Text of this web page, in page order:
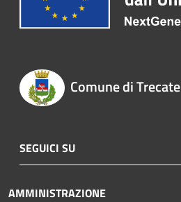
Comune di Trecate
SEGUICI SU
AMMINISTRAZIONE